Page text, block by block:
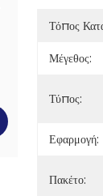
Τόπος
Μέγεθος:
Τύπος:
Εφαρμογή:
Πακέτο: